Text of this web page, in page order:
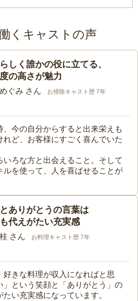
くキャストの声
しく誰かの役に立てる、
の高さが魅力
ぐみ さん お掃除キャスト歴 7年
今の自分からすると出来栄えも
れど、お客様にすごく喜んでいた
いろな方と出会えること。そして
ルを使って、人を喜ばせることが
ありがとうの言葉は
代えがたい充実感
さん お料理キャスト歴 7年
好きな料理が収入になればと思
」という笑顔と「ありがとう」の
い充実感になっています。